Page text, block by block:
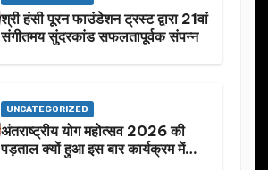
श्री हंसी पूरन फाउंडेशन ट्रस्ट द्वारा 21वां
संगीतमय सुंदरकांड सफलतापूर्वक संपन्न
UNCATEGORIZED
अंतराष्ट्रीय योग महोत्सव 2026 की
पड़ताल क्यों हुआ इस बार कार्यक्रम में